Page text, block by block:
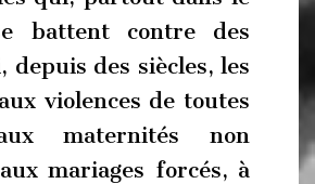
battent contre des
depuis des siècles, les
violences de toutes
maternités non
mariages forcés, à